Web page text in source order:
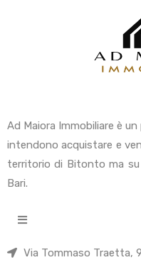
Ad Maiora Immobiliare è
intendono acquistare e
territorio di Bitonto ma
Bari.
Via Tommaso Traetta,